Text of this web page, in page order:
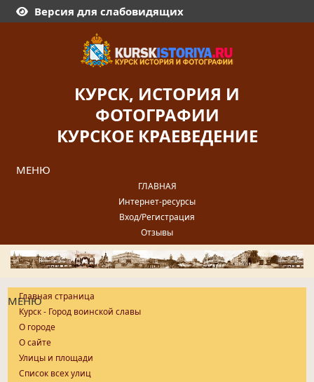
Версия для слабовидящих
КУРСК, ИСТОРИЯ И
ФОТОГРАФИИ
КУРСКОЕ КРАЕВЕДЕНИЕ
МЕНЮ
ГЛАВНАЯ
Интернет-ресурсы
Вход/Регистрация
Отзывы
МЕНЮ
Главная страница
Курск - Город воинской славы
О городе
О сайте
Улицы и площади
Список всех улиц